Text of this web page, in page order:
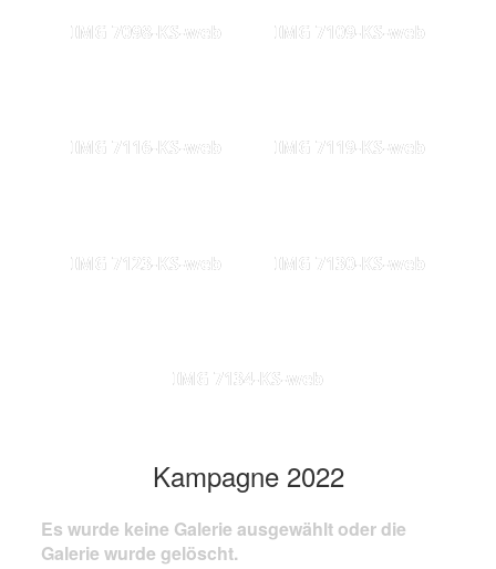
IMG 7098-KS-web IMG 7109-KS-web
IMG 7116-KS-web IMG 7119-KS-web
IMG 7123-KS-web IMG 7130-KS-web
IMG 7134-KS-web
Kampagne 2022
Es wurde keine Galerie ausgewählt oder die
Galerie wurde gelöscht.